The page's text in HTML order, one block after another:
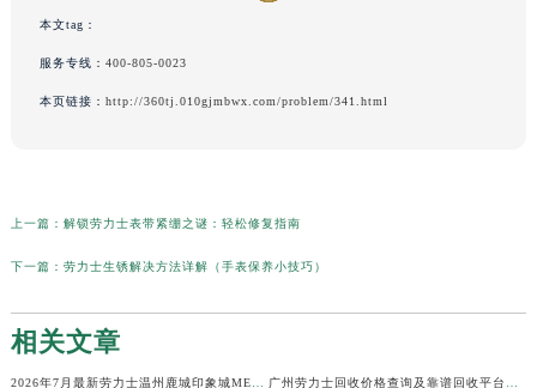
本文tag：
服务专线： 400-805-0023
本页链接： http://360tj.010gjmbwx.com/problem/341.html
上一篇： 解锁劳力士表带紧绷之谜：轻松修复指南
下一篇： 劳力士生锈解决方法详解（手表保养小技巧）
相关文章